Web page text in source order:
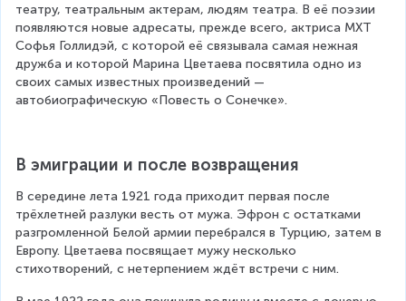
театру, театральным актерам, людям театра. В её поэзии
появляются новые адресаты, прежде всего, актриса МХТ
Софья Голлидэй, с которой её связывала самая нежная
дружба и которой Марина Цветаева посвятила одно из
своих самых известных произведений —
автобиографическую «Повесть о Сонечке».
В эмиграции и после возвращения
В середине лета 1921 года приходит первая после
трёхлетней разлуки весть от мужа. Эфрон с остатками
разгромленной Белой армии перебрался в Турцию, затем в
Европу. Цветаева посвящает мужу несколько
стихотворений, с нетерпением ждёт встречи с ним.